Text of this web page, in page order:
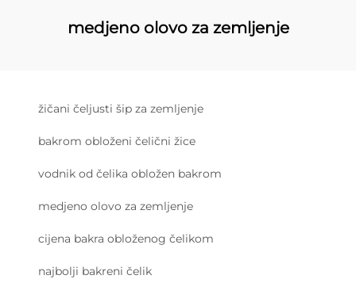
medjeno olovo za zemljenje
žičani čeljusti šip za zemljenje
bakrom obloženi čelični žice
vodnik od čelika obložen bakrom
medjeno olovo za zemljenje
cijena bakra obloženog čelikom
najbolji bakreni čelik